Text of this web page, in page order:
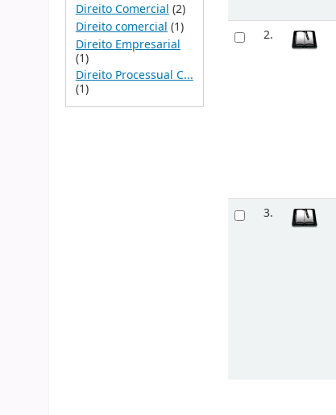
Direito Comercial (2)
Direito comercial (1)
Direito Empresarial
(1)
Direito Processual C...
(1)
2.
3.